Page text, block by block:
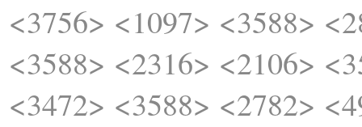
<3756> <1097> <3588>
<3588> <2316> <2106>
<3472> <3588> <2782>